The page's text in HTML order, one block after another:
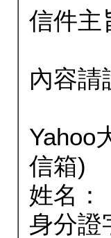
信件主
內容請
Yahoo
信箱)
姓名：
身分證